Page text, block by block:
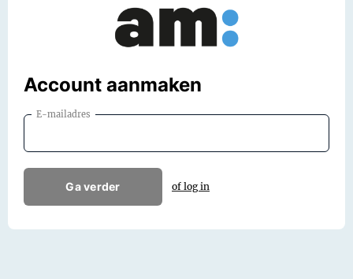
Account aanmaken
E-mailadres
Ga verder of log in